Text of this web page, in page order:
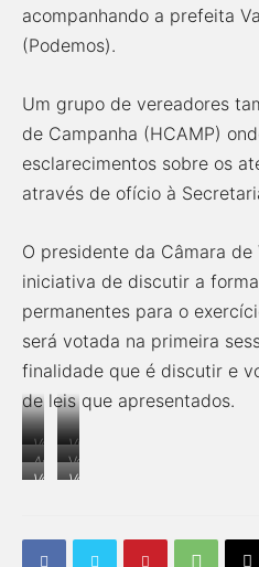
acompanhando a prefeita
(Podemos).
Um grupo de vereadores
de Campanha (HCAMP)
esclarecimentos sobre os
através de ofício à
O presidente da Câmara
iniciativa de discutir a
permanentes para o
será votada na primeira
finalidade que é discutir e
de leis que apresentados.
Vereador
Edmilson
Andrade
Vice-
presidente
da
Santa
Rita
Assessor
de
Toler
Vereadores
Fusquinha,
Gabriel
Vereador
Salão
(Podemos)
Vereador